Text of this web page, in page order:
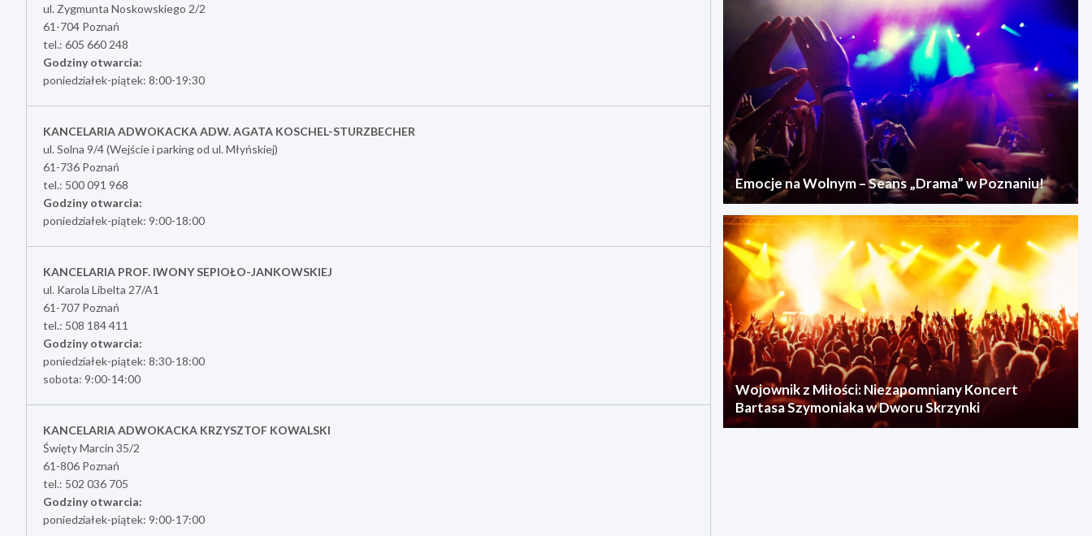
ul. Zygmunta Noskowskiego 2/2
61-704 Poznań
tel.: 605 660 248
Godziny otwarcia:
poniedziałek-piątek: 8:00-19:30
KANCELARIA ADWOKACKA ADW. AGATA KOSCHEL-STURZBECHER
ul. Solna 9/4 (Wejście i parking od ul. Młyńskiej)
61-736 Poznań
tel.: 500 091 968
Godziny otwarcia:
poniedziałek-piątek: 9:00-18:00
KANCELARIA PROF. IWONY SEPIOŁO-JANKOWSKIEJ
ul. Karola Libelta 27/A1
61-707 Poznań
tel.: 508 184 411
Godziny otwarcia:
poniedziałek-piątek: 8:30-18:00
sobota: 9:00-14:00
KANCELARIA ADWOKACKA KRZYSZTOF KOWALSKI
Święty Marcin 35/2
61-806 Poznań
tel.: 502 036 705
Godziny otwarcia:
poniedziałek-piątek: 9:00-17:00
Emocje na Wolnym – Seans „Drama” w Poznaniu!
Wojownik z Miłości: Niezapomniany Koncert
Bartasa Szymoniaka w Dworu Skrzynki